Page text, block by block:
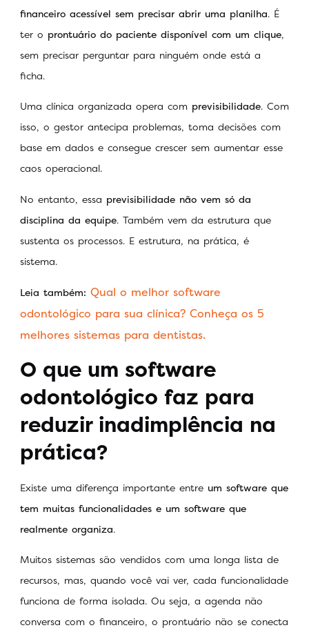
financeiro acessível sem precisar abrir uma planilha. É
ter o prontuário do paciente disponível com um clique,
sem precisar perguntar para ninguém onde está a
ficha.
Uma clínica organizada opera com previsibilidade. Com
isso, o gestor antecipa problemas, toma decisões com
base em dados e consegue crescer sem aumentar esse
caos operacional.
No entanto, essa previsibilidade não vem só da
disciplina da equipe. Também vem da estrutura que
sustenta os processos. E estrutura, na prática, é
sistema.
Leia também: Qual o melhor software
odontológico para sua clínica? Conheça os 5
melhores sistemas para dentistas.
O que um software
odontológico faz para
reduzir inadimplência na
prática?
Existe uma diferença importante entre um software que
tem muitas funcionalidades e um software que
realmente organiza.
Muitos sistemas são vendidos com uma longa lista de
recursos, mas, quando você vai ver, cada funcionalidade
funciona de forma isolada. Ou seja, a agenda não
conversa com o financeiro, o prontuário não se conecta